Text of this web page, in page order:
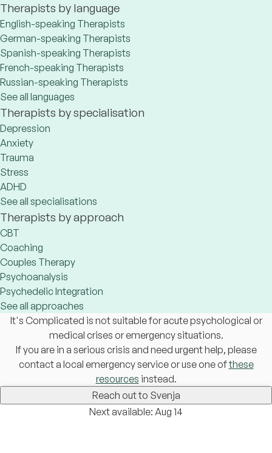
Therapists by language
English-speaking Therapists
German-speaking Therapists
Spanish-speaking Therapists
French-speaking Therapists
Russian-speaking Therapists
See all languages
Therapists by specialisation
Depression
Anxiety
Trauma
Stress
ADHD
See all specialisations
Therapists by approach
CBT
Coaching
Couples Therapy
Psychoanalysis
Psychedelic Integration
See all approaches
It's Complicated is not suitable for acute psychological or
medical crises or emergency situations.
If you are in a serious crisis and need urgent help, please
contact a local emergency service or use one ofthese
resources instead.
Reach out to Svenja
Next available: Aug 14